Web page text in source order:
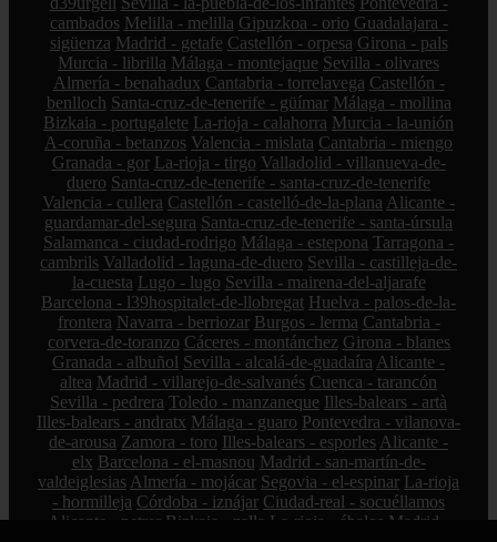
cambados Melilla - melilla Gipuzkoa - orio Guadalajara -
sigüenza Madrid - getafe Castellón - orpesa Girona - pals
Murcia - librilla Málaga - montejaque Sevilla - olivares
Almería - benahadux Cantabria - torrelavega Castellón -
benlloch Santa-cruz-de-tenerife - güímar Málaga - mollina
Bizkaia - portugalete La-rioja - calahorra Murcia - la-unión
A-coruña - betanzos Valencia - mislata Cantabria - miengo
Granada - gor La-rioja - tirgo Valladolid - villanueva-de-
duero Santa-cruz-de-tenerife - santa-cruz-de-tenerife
Valencia - cullera Castellón - castelló-de-la-plana Alicante -
guardamar-del-segura Santa-cruz-de-tenerife - santa-úrsula
Salamanca - ciudad-rodrigo Málaga - estepona Tarragona -
cambrils Valladolid - laguna-de-duero Sevilla - castilleja-de-
la-cuesta Lugo - lugo Sevilla - mairena-del-aljarafe
Barcelona - l39hospitalet-de-llobregat Huelva - palos-de-la-
frontera Navarra - berriozar Burgos - lerma Cantabria -
corvera-de-toranzo Cáceres - montánchez Girona - blanes
Granada - albuñol Sevilla - alcalá-de-guadaíra Alicante -
altea Madrid - villarejo-de-salvanés Cuenca - tarancón
Sevilla - pedrera Toledo - manzaneque Illes-balears - artà
Illes-balears - andratx Málaga - guaro Pontevedra - vilanova-
de-arousa Zamora - toro Illes-balears - esporles Alicante -
elx Barcelona - el-masnou Madrid - san-martín-de-
valdeiglesias Almería - mojácar Segovia - el-espinar La-rioja
- hormilleja Córdoba - iznájar Ciudad-real - socuéllamos
Alicante - petrer Bizkaia - zalla La-rioja - ábalos Madrid -